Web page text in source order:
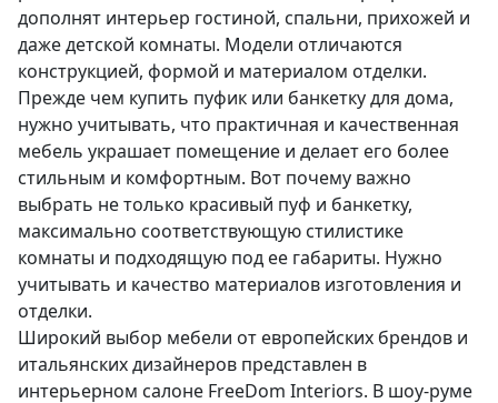
дополнят интерьер гостиной, спальни, прихожей и
даже детской комнаты. Модели отличаются
конструкцией, формой и материалом отделки.
Прежде чем купить пуфик или банкетку для дома,
нужно учитывать, что практичная и качественная
мебель украшает помещение и делает его более
стильным и комфортным. Вот почему важно
выбрать не только красивый пуф и банкетку,
максимально соответствующую стилистике
комнаты и подходящую под ее габариты. Нужно
учитывать и качество материалов изготовления и
отделки.
Широкий выбор мебели от европейских брендов и
итальянских дизайнеров представлен в
интерьерном салоне FreeDom Interiors. В шоу-руме